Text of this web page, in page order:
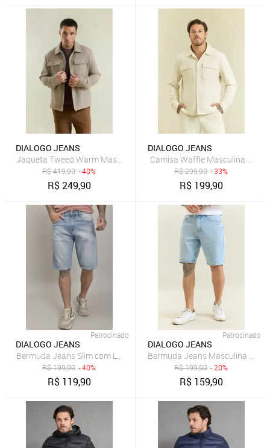
DIALOGO JEANS
Jaqueta Tweed Warm Masculina Casual Elegante Bege Dialogo
R$419,90 - 40%
R$249,90
DIALOGO JEANS
Camisa Waffle Masculina
R$299,90 - 33%
R$ 199,90
Patrocinado
DIALOGO JEANS
Bermuda Jeans Slim com Lavagem Clara Dialogo Jeans
R$199,90 - 40%
R$ 119,90
Patrocinado
DIALOGO JEANS
Bermuda Jeans Masculina
R$199,90 - 20%
R$ 159,90